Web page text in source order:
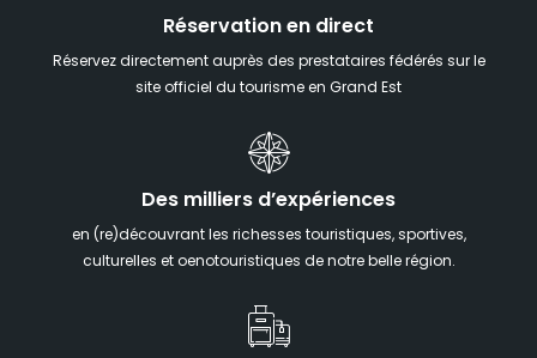
Réservation en direct
Réservez directement auprès des prestataires fédérés sur le
site officiel du tourisme en Grand Est
Des milliers d’expériences
en (re)découvrant les richesses touristiques, sportives,
culturelles et oenotouristiques de notre belle région.